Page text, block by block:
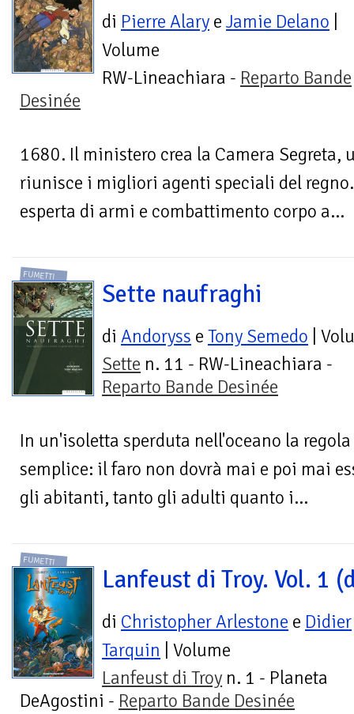
di Pierre Alary e Jamie Delano
Volume
RW-Lineachiara - Reparto Bande
Desinée
1680. Il ministero crea la Camera Segreta,
riunisce i migliori agenti speciali del
esperta di armi e combattimento corpo a...
FUMETTI
Sette naufraghi
di Andoryss e Tony Semedo |
Sette n. 11 - RW-Lineachiara -
Reparto Bande Desinée
In un'isoletta sperduta nell'oceano la
semplice: il faro non dovrà mai e poi mai
gli abitanti, tanto gli adulti quanto i...
FUMETTI
Lanfeust di Troy. Vol. 1
di Christopher Arlestone e Didier
Tarquin | Volume
Lanfeust di Troy n. 1 - Planeta
DeAgostini - Reparto Bande Desinée